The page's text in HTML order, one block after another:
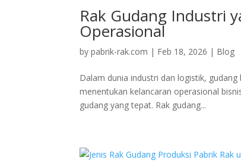
Rak Gudang Industri
Operasional
bypabrik-rak.com | Feb 18, 2026 | Blog
Dalam dunia industri dan logistik,
menentukan kelancaran operasional
gudang yang tepat. Rak gudang...